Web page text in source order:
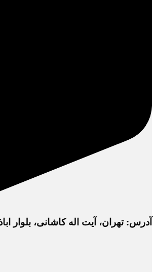
آدرس: تهران، آیت اله کاشانی، بلوار اباذر،